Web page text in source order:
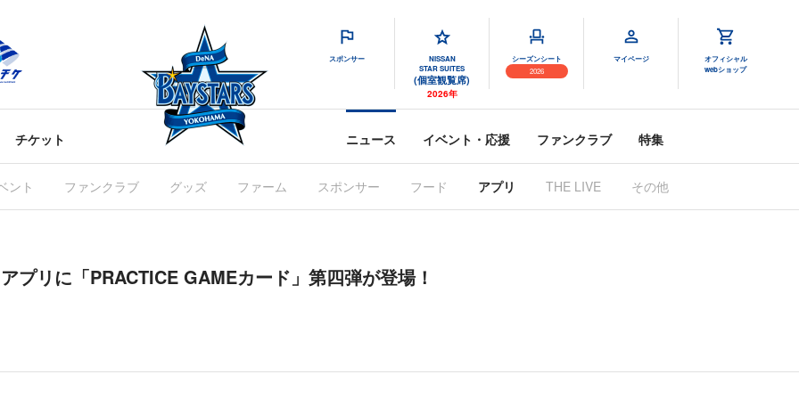
スポンサー
NISSAN
STAR SUITES
(個室観覧席)
2026年
シーズンシート
2026
マイページ
オフィシャル
webショップ
チケット ニュース イベント・応援 ファンクラブ 特集
ント ファンクラブ グッズ ファーム スポンサー フード アプリ THE LIVE その他
プリに「PRACTICE GAMEカード」第四弾が登場！